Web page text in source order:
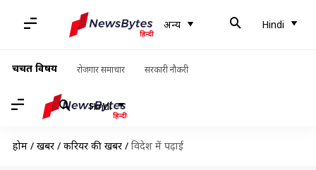
अन्य Hindi
चर्चित विषय रोजगार समाचार सरकारी नौकरी
Hindi
होम / खबरें / करियर की खबरें / विदेश में पढ़ाई